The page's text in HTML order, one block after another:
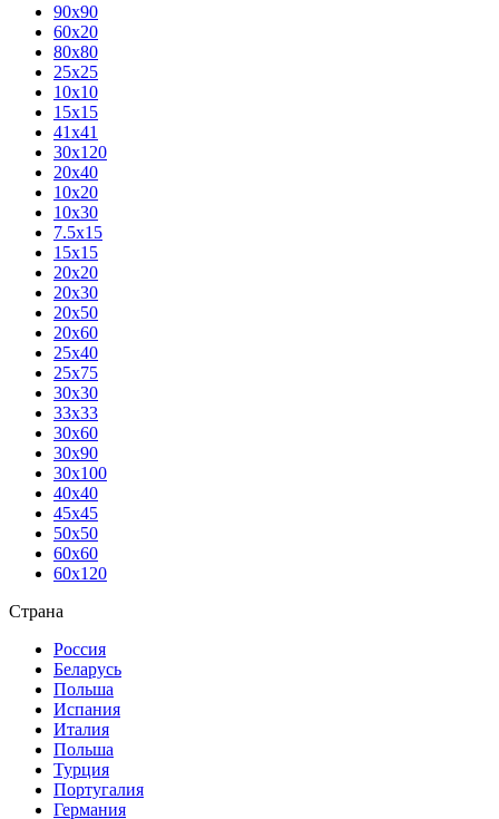
90х90
60х20
80х80
25x25
10х10
15х15
41х41
30х120
20х40
10х20
10х30
7.5х15
15х15
20х20
20х30
20х50
20х60
25х40
25х75
30х30
33х33
30х60
30х90
30х100
40х40
45х45
50х50
60х60
60х120
Страна
Россия
Беларусь
Польша
Испания
Италия
Польша
Турция
Португалия
Германия